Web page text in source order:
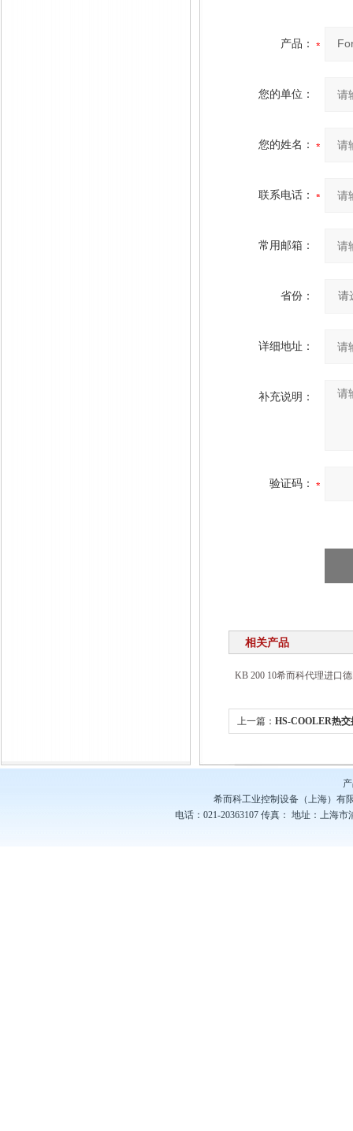
产品：
您的单位：
您的姓名：
联系电话：
常用邮箱：
省份：
详细地址：
补充说明：
验证码：
相关产品
KB 200 10希而科代理进口
上一篇：HS-COOLER热交
希而科工业控制设备（上海）有
电话：021-20363107 传真： 地址：上海市